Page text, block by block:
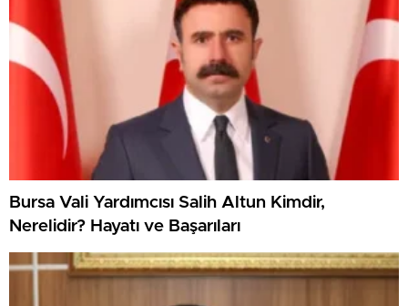
Bursa Vali Yardımcısı Salih Altun Kimdir,
Nerelidir? Hayatı ve Başarıları